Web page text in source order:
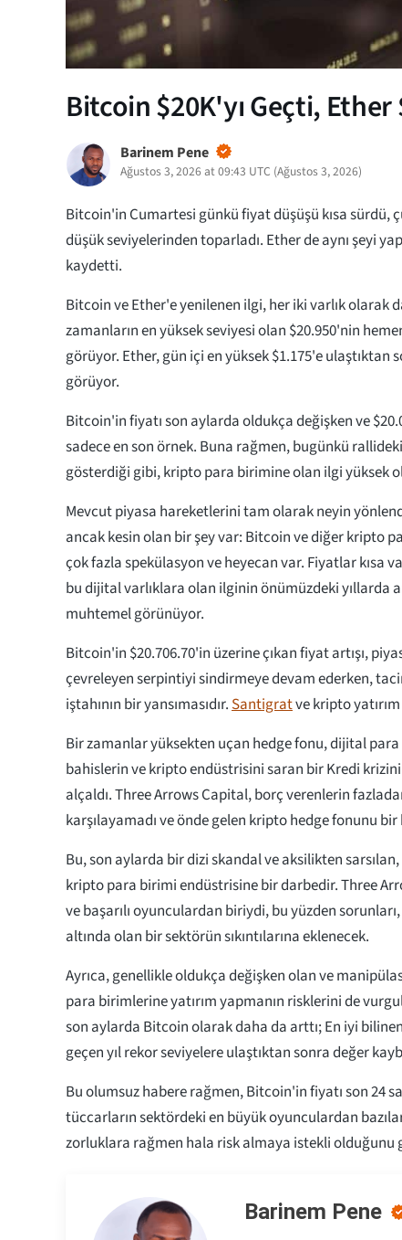
Bitcoin $20K'yı Geçti,
Barinem Pene
Ağustos 3, 2026 at 09:43 UTC (Ağustos 3, 2026)
Bitcoin'in Cumartesi günkü fiyat düşüşü kısa sürdü,
düşük seviyelerinden toparladı. Ether de aynı şeyi
kaydetti.
Bitcoin ve Ether'e yenilenen ilgi, her iki varlık olarak
zamanların en yüksek seviyesi olan $20.950'nin
görüyor. Ether, gün içi en yüksek $1.175'e ulaştıktan
görüyor.
Bitcoin'in fiyatı son aylarda oldukça değişken ve
sadece en son örnek. Buna rağmen, bugünkü rallideki
gösterdiği gibi, kripto para birimine olan ilgi yüksek
Mevcut piyasa hareketlerini tam olarak neyin
ancak kesin olan bir şey var: Bitcoin ve diğer kripto
çok fazla spekülasyon ve heyecan var. Fiyatlar kısa
bu dijital varlıklara olan ilginin önümüzdeki yıllarda
muhtemel görünüyor.
Bitcoin'in $20.706.70'in üzerine çıkan fiyat artışı,
çevreleyen serpintiyi sindirmeye devam ederken,
iştahının bir yansımasıdır. Santigratve kripto
Bir zamanlar yüksekten uçan hedge fonu, dijital
bahislerin ve kripto endüstrisini saran bir Kredi
alçaldı. Three Arrows Capital, borç verenlerin
karşılayamadı ve önde gelen kripto hedge fonunu
Bu, son aylarda bir dizi skandal ve aksilikten
kripto para birimi endüstrisine bir darbedir. Three
ve başarılı oyunculardan biriydi, bu yüzden
altında olan bir sektörün sıkıntılarına eklenecek.
Ayrıca, genellikle oldukça değişken olan ve
para birimlerine yatırım yapmanın risklerini de
son aylarda Bitcoin olarak daha da arttı; En iyi
geçen yıl rekor seviyelere ulaştıktan sonra değer
Bu olumsuz habere rağmen, Bitcoin'in fiyatı son 24
tüccarların sektördeki en büyük oyunculardan
zorluklara rağmen hala risk almaya istekli olduğunu
Barinem Pene